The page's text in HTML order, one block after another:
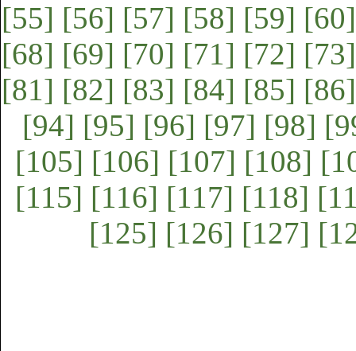
[55] [56] [57] [58] [59] [60]
[68] [69] [70] [71] [72] [73]
[81] [82] [83] [84] [85] [86]
[94] [95] [96] [97] [98]
[105] [106] [107] [108]
[115] [116] [117] [118]
[125] [126] [127]